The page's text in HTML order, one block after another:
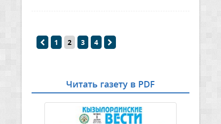
1 2 3 4
Читать газету в PDF